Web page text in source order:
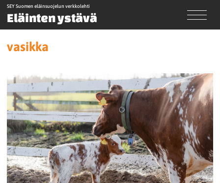
SEY Suomen eläinsuojelun verkkolehti
Eläinten ystävä
vasikka